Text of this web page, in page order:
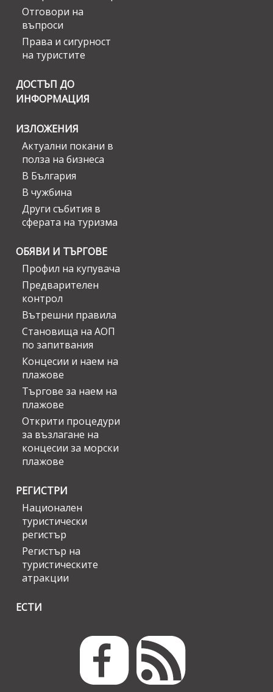
Отговори на
въпроси
Права и сигурност
на туристите
ДОСТЪП ДО
ИНФОРМАЦИЯ
ИЗЛОЖЕНИЯ
Актуални покани в
полза на бизнеса
В България
В чужбина
Други събития в
сферата на туризма
ОБЯВИ И ТЪРГОВЕ
Профил на купувача
Предварителен
контрол
Вътрешни правила
Становища на АОП
по запитвания
Концесии и наем на
плажове
Търгове за наем на
плажове
Открити процедури
за възлагане на
концесии за морски
плажове
РЕГИСТРИ
Национален
туристически
регистър
Регистър на
туристическите
атракции
ЕСТИ